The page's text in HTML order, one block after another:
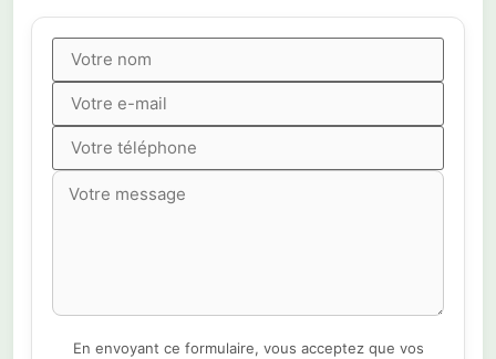
En envoyant ce formulaire, vous acceptez que vos